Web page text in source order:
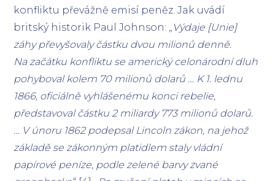
konfliktu převážně emisí peněz. Jak uvádí
britský historik Paul Johnson: „ Výdaje [Unie]
záhy převyšovaly částku dvou milionů denně.
Na začátku konfliktu se americký celonárodní dluh
pohyboval kolem 70 milionů dolarů … K 1. lednu
1866, oficiálně vyhlášenému konci rebelie,
představoval částku 2 miliardy 773 milionů dolarů.
… V únoru 1862 podepsal Lincoln zákon, na jehož
základě se zákonným platidlem staly vládní
papírové peníze, podle zelené barvy zvané